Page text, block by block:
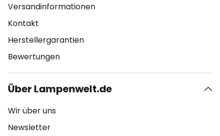
Versandinformationen
Kontakt
Herstellergarantien
Bewertungen
Über Lampenwelt.de
Wir über uns
Newsletter